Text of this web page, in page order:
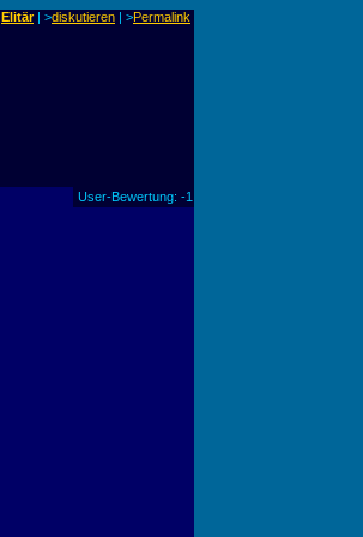
Elitär| >diskutieren | >Permalink
User-Bewertung: -1